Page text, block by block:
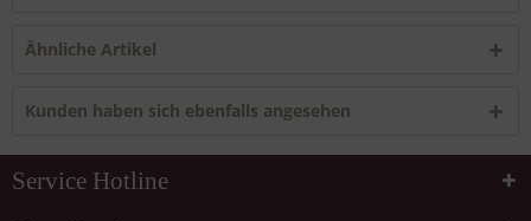
Ähnliche Artikel
Kunden haben sich ebenfalls angesehen
Service Hotline